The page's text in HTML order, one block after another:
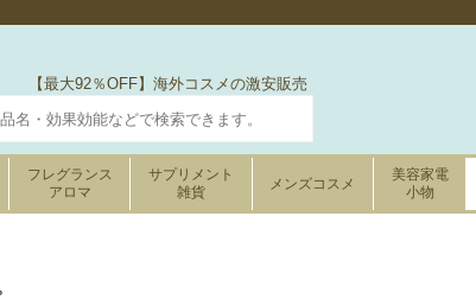
【最大92％OFF】海外コスメの激安販売
フレグランス
アロマ
サプリメント
雑貨
メンズコスメ
美容家電
小物